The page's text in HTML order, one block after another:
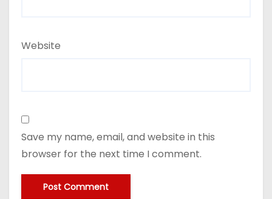
Website
Save my name, email, and website in this
browser for the next time I comment.